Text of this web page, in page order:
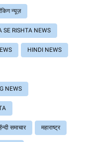
न्यूज़
SE RISHTA NEWS
HINDI NEWS
NEWS
समाचार महाराष्ट्र